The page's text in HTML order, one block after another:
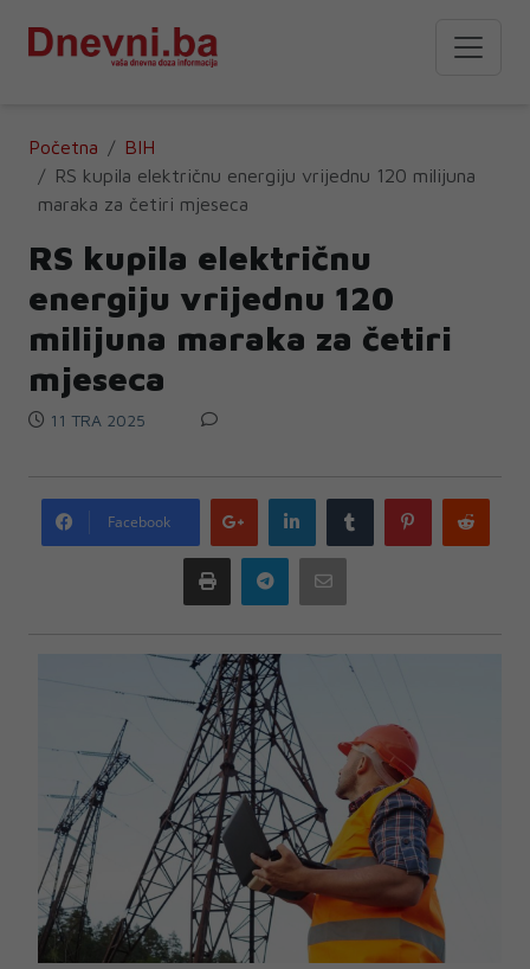
Početna
BIH
RS kupila električnu energiju vrijednu 120 milijuna
maraka za četiri mjeseca
RS kupila električnu
energiju vrijednu 120
milijuna maraka za četiri
mjeseca
11 TRA 2025
Facebook
Google
plus
LinkedIn Tumblr Pinterest
Print Telegram